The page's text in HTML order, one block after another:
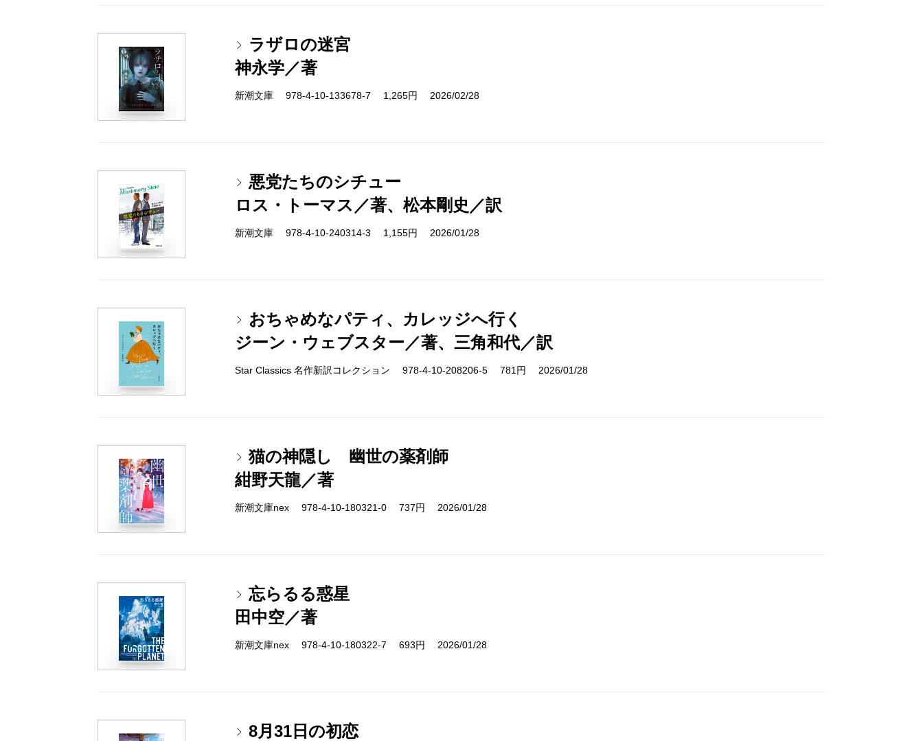
ラザロの迷宮
神永学／著
新潮文庫 978-4-10-133678-7 1,265円 2026/02/28
悪党たちのシチュー
ロス・トーマス／著、松本剛史／訳
新潮文庫 978-4-10-240314-3 1,155円 2026/01/28
おちゃめなパティ、カレッジへ行く
ジーン・ウェブスター／著、三角和代／訳
Star Classics 名作新訳コレクション 978-4-10-208206-5 781円 2026/01/28
猫の神隠し 幽世の薬剤師
紺野天龍／著
新潮文庫nex 978-4-10-180321-0 737円 2026/01/28
忘らるる惑星
田中空／著
新潮文庫nex 978-4-10-180322-7 693円 2026/01/28
8月31日の初恋